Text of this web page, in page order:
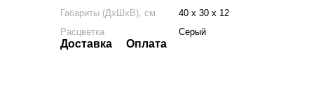
Габариты (ДхШхВ), см
40 x 30 x 12
Расцветка
Серый
Доставка Оплата